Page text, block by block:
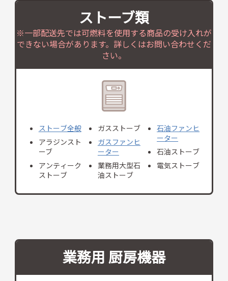
ストーブ類
※一部配送先では可燃料を使用する商品の受け入れが
できない場合があります。詳しくはお問い合わせくだ
さい。
ストーブ全般
アラジンスト
ーブ
アンティーク
ストーブ
ガスストーブ
ガスファンヒ
ーター
業務用大型石
油ストーブ
石油ファンヒ
ーター
石油ストーブ
電気ストーブ
業務用 厨房機器